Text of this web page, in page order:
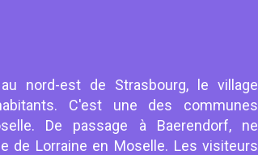
nord-est de Strasbourg, le village
C'est une des communes
De passage à Baerendorf, ne
de Lorraine en Moselle. Les visiteurs